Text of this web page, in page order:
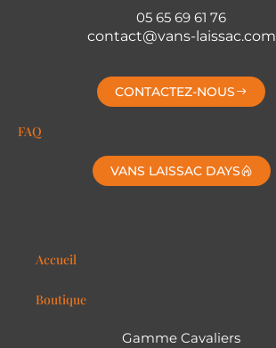
05 65 69 61 76
contact@vans-laissac.com
CONTACTEZ-NOUS
FAQ
VANS LAISSAC DAYS
Accueil
Boutique
Gamme Cavaliers